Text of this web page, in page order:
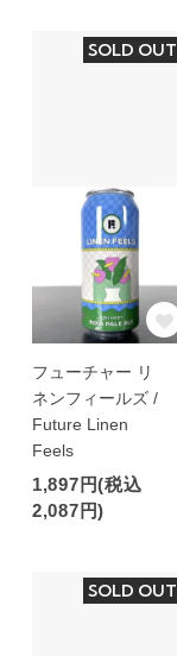
SOLD OUT
フューチャー リ
ネンフィールズ /
Future Linen
Feels
1,897円(税込
2,087円)
SOLD OUT